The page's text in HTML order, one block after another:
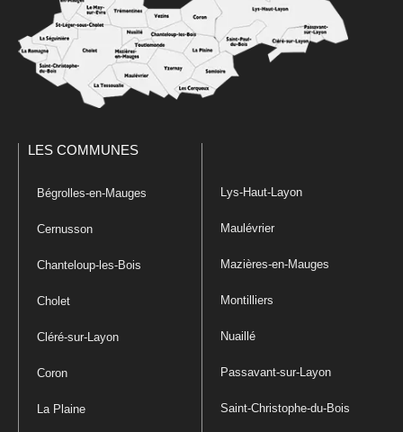
LES COMMUNES
Bégrolles-en-Mauges
Cernusson
Chanteloup-les-Bois
Cholet
Cléré-sur-Layon
Coron
La Plaine
Lys-Haut-Layon
Maulévrier
Mazières-en-Mauges
Montilliers
Nuaillé
Passavant-sur-Layon
Saint-Christophe-du-Bois